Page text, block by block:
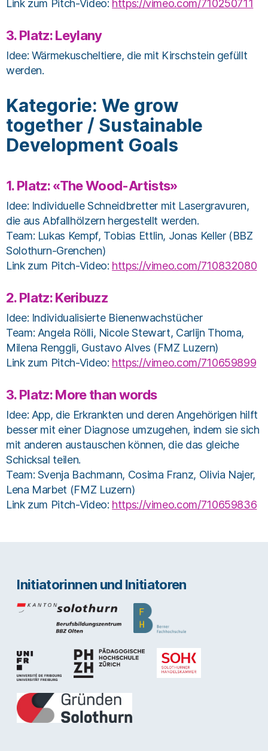
Link zum Pitch-Video: https://vimeo.com/710250711
3. Platz: Leylany
Idee: Wärmekuscheltiere, die mit Kirschstein gefüllt
werden.
Kategorie: We grow
together / Sustainable
Development Goals
1. Platz:«The Wood-Artists»
Idee: Individuelle Schneidbretter mit Lasergravuren,
die aus Abfallhölzern hergestellt werden.
Team: Lukas Kempf, Tobias Ettlin, Jonas Keller (BBZ
Solothurn-Grenchen)
Link zum Pitch-Video: https://vimeo.com/710832080
2. Platz:Keribuzz
Idee: Individualisierte Bienenwachstücher
Team: Angela Rölli, Nicole Stewart, Carlijn Thoma,
Milena Renggli, Gustavo Alves (FMZ Luzern)
Link zum Pitch-Video: https://vimeo.com/710659899
3. Platz:More than words
Idee: App, die Erkrankten und deren Angehörigen hilft
besser mit einer Diagnose umzugehen, indem sie sich
mit anderen austauschen können, die das gleiche
Schicksal teilen.
Team: Svenja Bachmann, Cosima Franz, Olivia Najer,
Lena Marbet (FMZ Luzern)
Link zum Pitch-Video: https://vimeo.com/710659836
Initiatorinnen und Initiatoren